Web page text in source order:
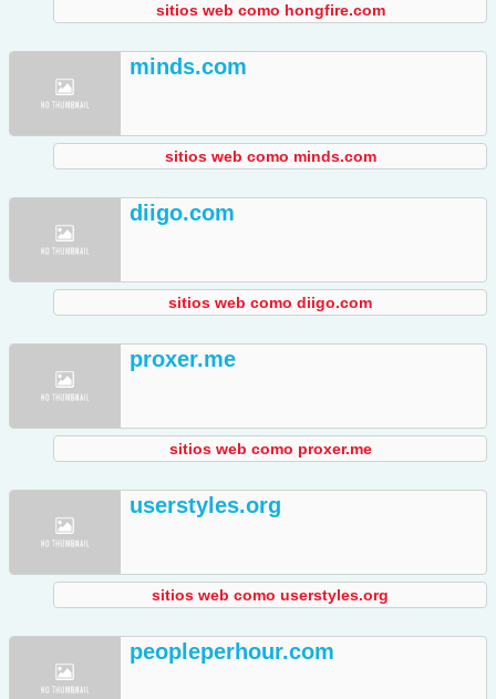
sitios web como hongfire.com
minds.com
sitios web como minds.com
diigo.com
sitios web como diigo.com
proxer.me
sitios web como proxer.me
userstyles.org
sitios web como userstyles.org
peopleperhour.com